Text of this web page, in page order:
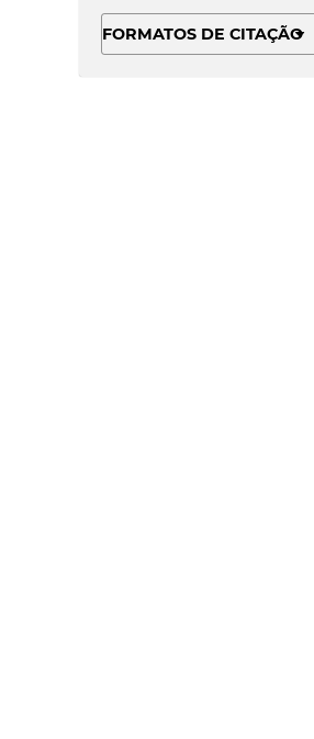
FORMATOS DE CITAÇÃO